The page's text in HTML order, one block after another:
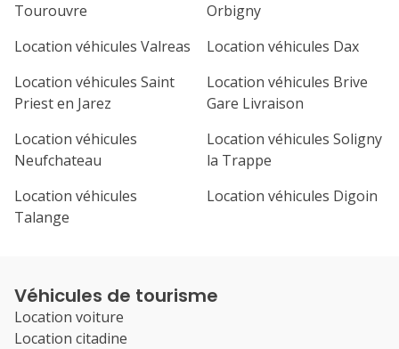
Tourouvre
Orbigny
Location véhicules Valreas
Location véhicules Dax
Location véhicules Saint
Priest en Jarez
Location véhicules Brive
Gare Livraison
Location véhicules
Neufchateau
Location véhicules Soligny
la Trappe
Location véhicules
Talange
Location véhicules Digoin
Véhicules de tourisme
Location voiture
Location citadine